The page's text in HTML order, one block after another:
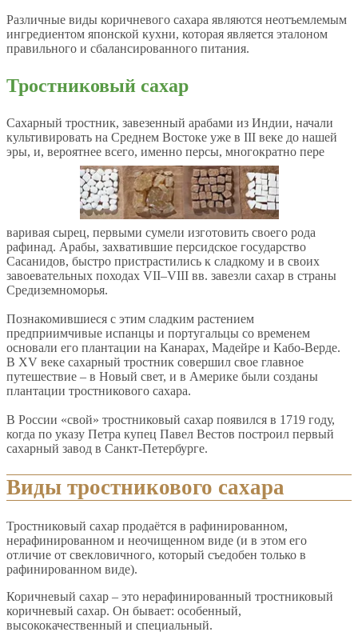
Различные виды коричневого сахара являются неотъемлемым
ингредиентом японской кухни, которая является эталоном
правильного и сбалансированного питания.
Тростниковый сахар
Cахарный тростник, завезенный арабами из Индии, начали
культивировать на Среднем Востоке уже в III веке до нашей
эры, и, вероятнее всего, именно персы, многократно пере
варивая сырец, первыми сумели изготовить своего рода
рафинад. Арабы, захватившие персидское государство
Сасанидов, быстро пристрастились к сладкому и в своих
завоевательных походах VII–VIII вв. завезли сахар в страны
Средиземноморья.
Познакомившиеся с этим сладким растением
предприимчивые испанцы и португальцы со временем
основали его плантации на Канарах, Мадейре и Кабо-Верде.
В XV веке сахарный тростник совершил свое главное
путешествие – в Новый свет, и в Америке были созданы
плантации тростникового сахара.
В России «свой» тростниковый сахар появился в 1719 году,
когда по указу Петра купец Павел Вестов построил первый
сахарный завод в Санкт-Петербурге.
Виды тростникового сахара
Тростниковый сахар продаётся в рафинированном,
нерафинированном и неочищенном виде (и в этом его
отличие от свекловичного, который съедобен только в
рафинированном виде).
Коричневый сахар – это нерафинированный тростниковый
коричневый сахар. Он бывает: особенный,
высококачественный и специальный.